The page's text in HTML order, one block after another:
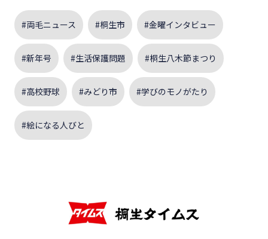
#両毛ニュース #桐生市 #金曜インタビュー
#新年号 #生活保護問題 #桐生八木節まつり
#高校野球 #みどり市 #学びのモノがたり
#絵になる人びと